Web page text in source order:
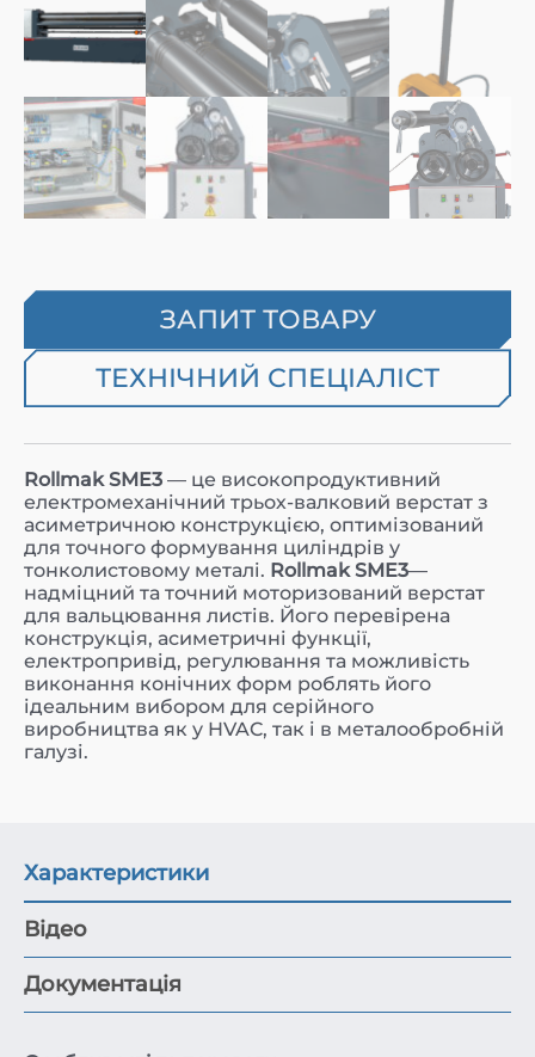
ЗАПИТ ТОВАРУ
ТЕХНІЧНИЙ СПЕЦІАЛІСТ
Rollmak SME3 — це високопродуктивний
електромеханічний трьох-валковий верстат з
асиметричною конструкцією, оптимізований
для точного формування циліндрів у
тонколистовому металі. Rollmak SME3—
надміцний та точний моторизований верстат
для вальцювання листів. Його перевірена
конструкція, асиметричні функції,
електропривід, регулювання та можливість
виконання конічних форм роблять його
ідеальним вибором для серійного
виробництва як у HVAC, так і в металообробній
галузі.
Характеристики
Відео
Документація